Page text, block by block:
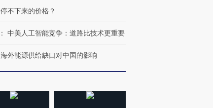
停不下来的价格？
： 中美人工智能竞争：道路比技术更重要
海外能源供给缺口对中国的影响